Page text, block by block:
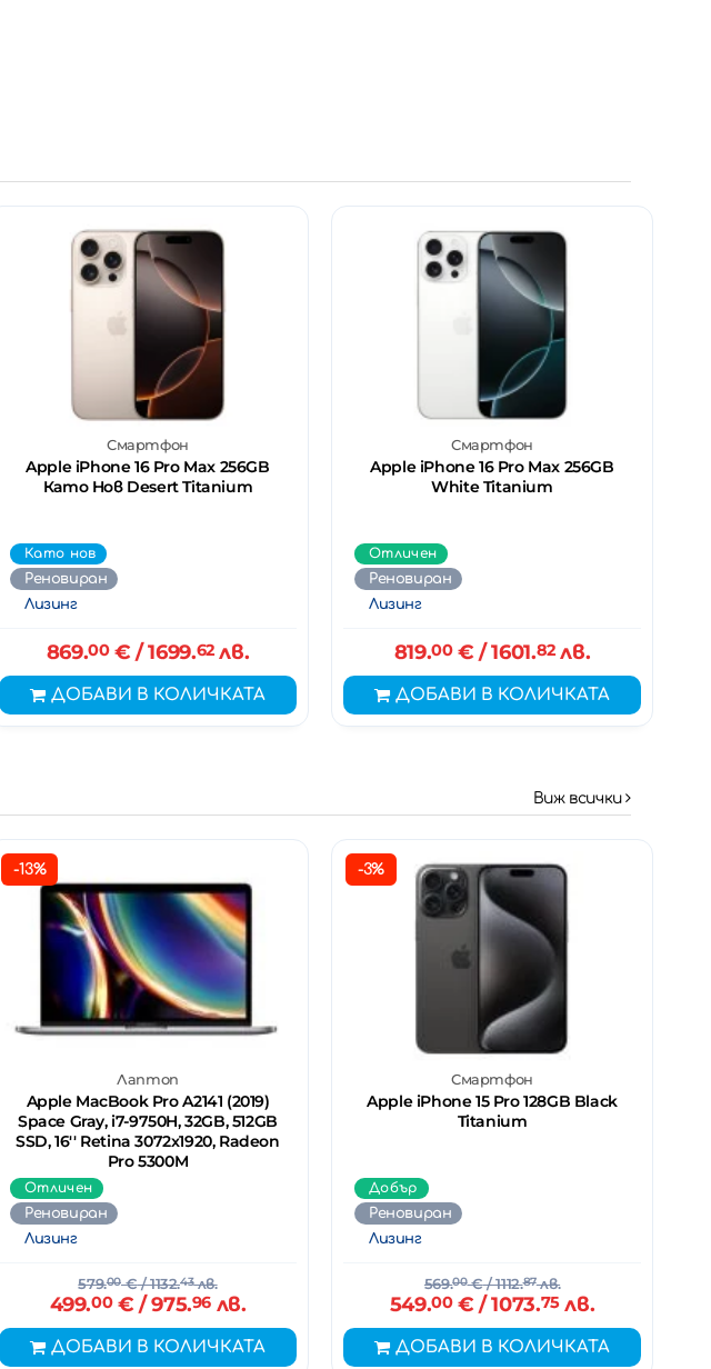
Смартфон
Apple iPhone 16 Pro Max 256GB
Като Нов Desert Titanium
Като нов
Реновиран
Лизинг
869.00€ / 1699.62лв.
ДОБАВИ В КОЛИЧКАТА
Смартфон
Apple iPhone 16 Pro Max 256GB
White Titanium
Отличен
Реновиран
Лизинг
819.00€ / 1601.82лв.
ДОБАВИ В КОЛИЧКАТА
Виж всички
-13%
Лаптоп
Apple MacBook Pro A2141 (2019)
Space Gray, i7-9750H, 32GB, 512GB
SSD, 16'' Retina 3072x1920, Radeon
Pro 5300M
Отличен
Реновиран
Лизинг
579.00€/ 1132.43лв.
499.00€ / 975.96лв.
ДОБАВИ В КОЛИЧКАТА
-3%
Смартфон
Apple iPhone 15 Pro 128GB Black
Titanium
Добър
Реновиран
Лизинг
569.00€/ 1112.87лв.
549.00€ / 1073.75лв.
ДОБАВИ В КОЛИЧКАТА